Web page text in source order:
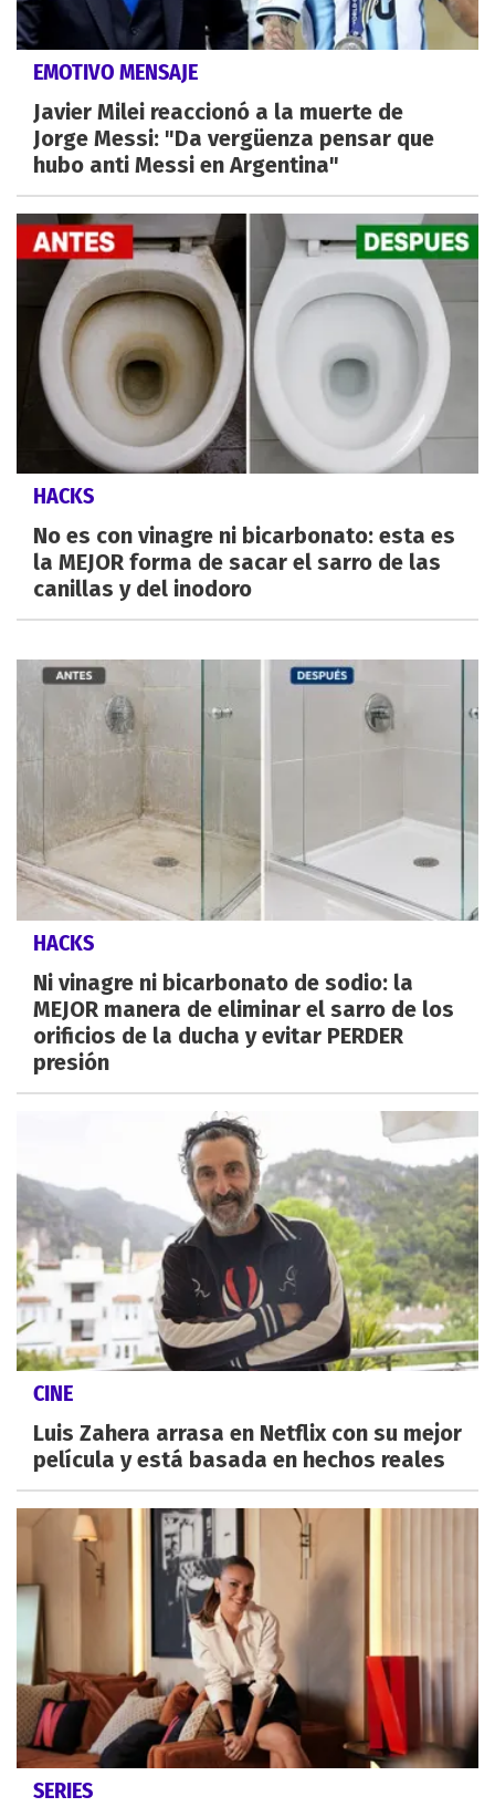
EMOTIVO MENSAJE
Javier Milei reaccionó a la muerte de
Jorge Messi: "Da vergüenza pensar que
hubo anti Messi en Argentina"
HACKS
No es con vinagre ni bicarbonato: esta es
la MEJOR forma de sacar el sarro de las
canillas y del inodoro
HACKS
Ni vinagre ni bicarbonato de sodio: la
MEJOR manera de eliminar el sarro de los
orificios de la ducha y evitar PERDER
presión
CINE
Luis Zahera arrasa en Netflix con su mejor
película y está basada en hechos reales
SERIES